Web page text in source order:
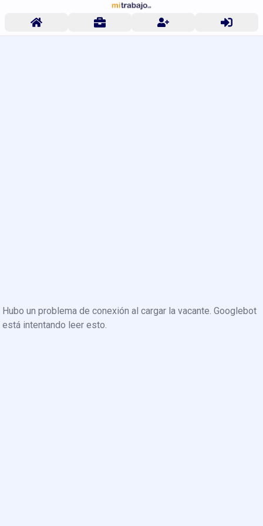
Hubo un problema de conexión al cargar la vacante. Googlebot
está intentando leer esto.